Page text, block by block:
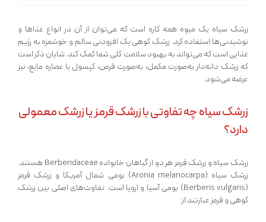
زرشک سیاه یک میوه همه کاره است که می‌توان از آن در انواع غذاها و
نوشیدنی‌ها استفاده کرد. زرشک کوهی یک افزودنی سالم و خوشمزه به رژیم
غذایی است که می‌تواند به بهبود سلامت کلی شما کمک کند. شایان ذکر است
که زرشک دانه‌دار به‌صورت مکمل، به‌صورت قرص، کپسول یا عصاره مایع، نیز
عرضه می‌شود.
زرشک سیاه چه تفاوتی با زرشک قرمز یا زرشک معمولی
دارد؟
زرشک سیاه و زرشک قرمز هر دو از گیاهان خانواده Berberidaceae هستند.
زرشک سیاه (Aronia melanocarpa) بومی شمال آمریکا و زرشک قرمز
(Berberis vulgaris) بومی آسیا و اروپا است. تفاوت‌های اصلی بین زرشک
کوهی و قرمز عبارتند از: